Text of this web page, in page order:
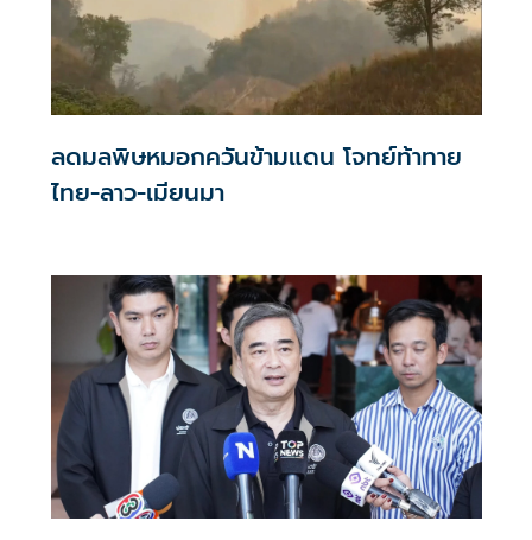
ลดมลพิษหมอกควันข้ามแดน โจทย์ท้าทาย
ไทย-ลาว-เมียนมา